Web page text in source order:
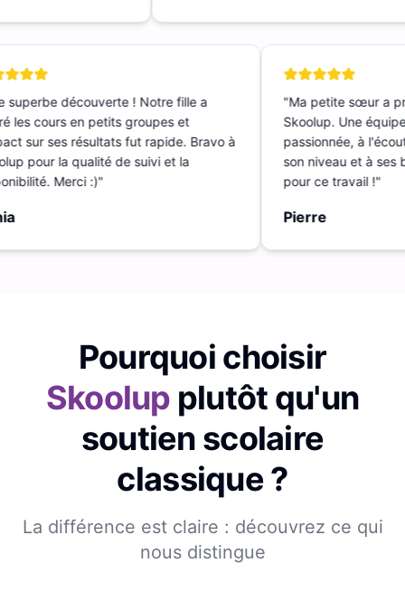
découverte ! Notre fille a
les cours en petits groupes et
sur ses résultats fut rapide. Bravo à
pour la qualité de suivi et la
Merci :) "
Ma petite sœur a
Skoolup. Une
passionnée, à
son niveau et à ses
pour ce travail !"
Pierre
Pourquoi choisir
Skoolup plutôt qu'un
soutien scolaire
classique ?
La différence est claire : découvrez ce qui
nous distingue